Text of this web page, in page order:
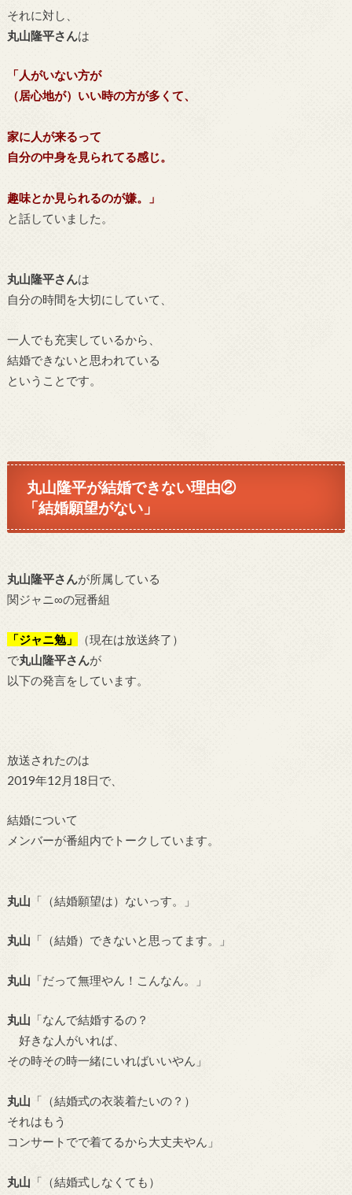
それに対し、
丸山隆平さんは
「人がいない方が
（居心地が）いい時の方が多くて、
家に人が来るって
自分の中身を見られてる感じ。
趣味とか見られるのが嫌。」
と話していました。
丸山隆平さんは
自分の時間を大切にしていて、
一人でも充実しているから、
結婚できないと思われている
ということです。
丸山隆平が結婚できない理由②
「結婚願望がない」
丸山隆平さんが所属している
関ジャニ∞の冠番組
「ジャニ勉」
（現在は放送終了）
で丸山隆平さんが
以下の発言をしています。
放送されたのは
2019年12月18日で、
結婚について
メンバーが番組内でトークしています。
丸山 「（結婚願望は）ないっす。」
丸山 「（結婚）できないと思ってます。」
丸山 「だって無理やん！こんなん。」
丸山 「なんで結婚するの？
好きな人がいれば、
その時その時一緒にいればいいやん」
丸山 「（結婚式の衣装着たいの？）
それはもう
コンサートでで着てるから大丈夫やん」
丸山 「（結婚式しなくても）